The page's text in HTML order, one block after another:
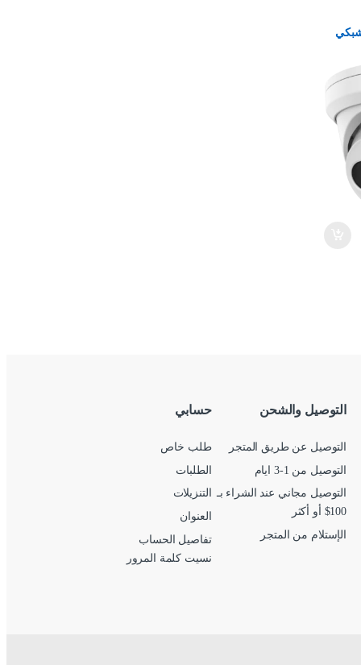
8 ميجا شبكي
التوصيل والشحن
التوصيل عن طريق المتجر
التوصيل من 1-3 ايام
التوصيل مجاني عند الشراء بـ
100$ أو أكثر
الإستلام من المتجر
حسابي
طلب خاص
الطلبات
التنزيلات
العنوان
تفاصيل الحساب
نسيت كلمة المرور